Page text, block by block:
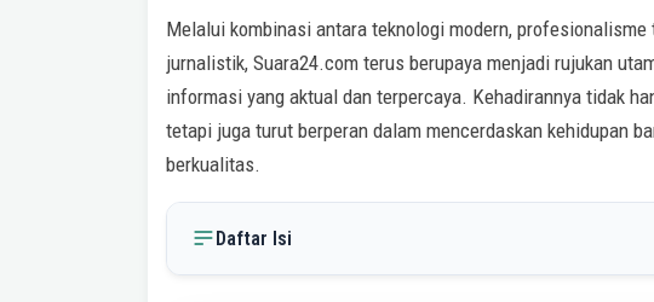
Melalui kombinasi antara teknologi modern,
jurnalistik, Suara24.com terus berupaya menjadi rujukan
informasi yang aktual dan terpercaya. Kehadirannya tidak
tetapi juga turut berperan dalam mencerdaskan kehidupan
berkualitas.
Daftar Isi